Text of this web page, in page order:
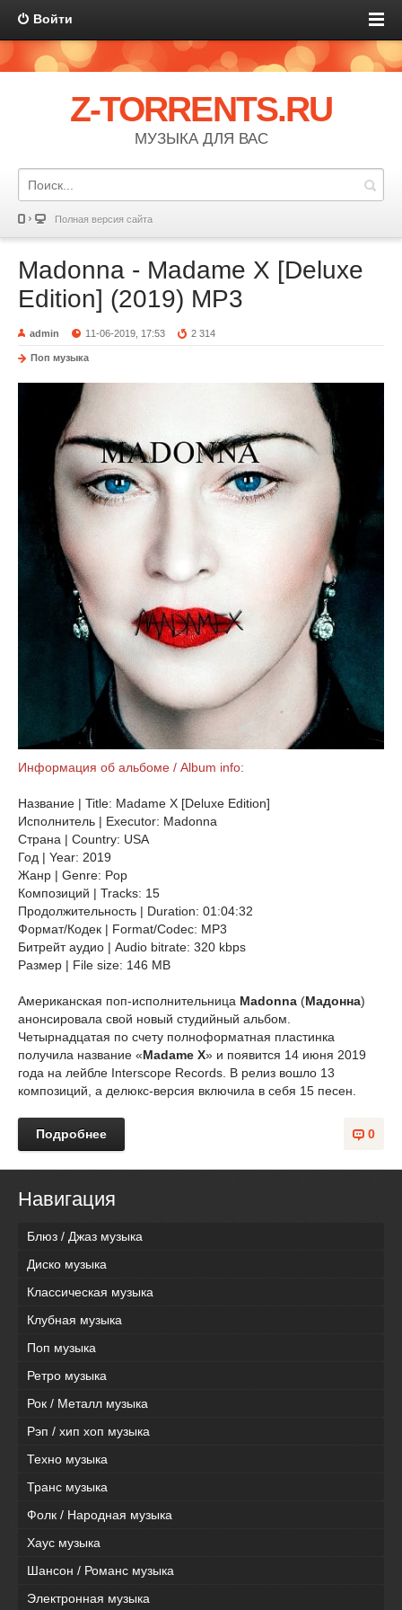
Войти
Z-TORRENTS.RU
МУЗЫКА ДЛЯ ВАС
Полная версия сайта
Madonna - Madame X [Deluxe
Edition] (2019) MP3
admin 11-06-2019, 17:53 2 314
Поп музыка
Информация об альбоме / Album info:
Название | Title: Madame X [Deluxe Edition]
Исполнитель | Executor: Madonna
Страна | Country: USA
Год | Year: 2019
Жанр | Genre: Pop
Композиций | Tracks: 15
Продолжительность | Duration: 01:04:32
Формат/Кодек | Format/Codec: MP3
Битрейт аудио | Audio bitrate: 320 kbps
Размер | File size: 146 MB
Американская поп-исполнительница Madonna (Мадонна)
анонсировала свой новый студийный альбом.
Четырнадцатая по счету полноформатная пластинка
получила название «Madame X» и появится 14 июня 2019
года на лейбле Interscope Records. В релиз вошло 13
композиций, а делюкс-версия включила в себя 15 песен.
0
Подробнее
Навигация
Блюз / Джаз музыка
Диско музыка
Классическая музыка
Клубная музыка
Поп музыка
Ретро музыка
Рок / Металл музыка
Рэп / хип хоп музыка
Техно музыка
Транс музыка
Фолк / Народная музыка
Хаус музыка
Шансон / Романс музыка
Электронная музыка